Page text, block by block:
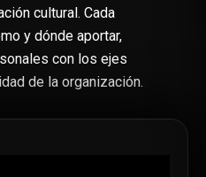
cultural. Cada
y dónde aportar,
con los ejes
de la organización.